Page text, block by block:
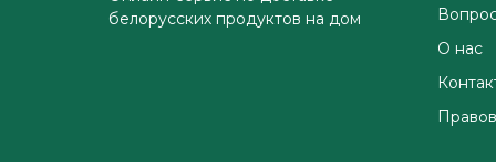
белорусских продуктов на дом
О нас